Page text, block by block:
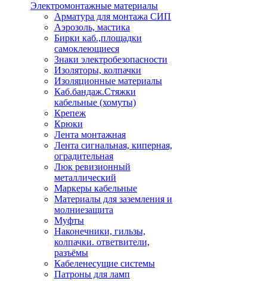
Электромонтажные материалы
Арматура для монтажа СИП
Аэрозоль, мастика
Бирки каб.,площадки
самоклеющиеся
Знаки электробезопасности
Изоляторы, колпачки
Изоляционные материалы
Каб.бандаж.Стяжки
кабельные (хомуты)
Крепеж
Крюки
Лента монтажная
Лента сигнальная, киперная,
оградительная
Люк ревизионный
металлический
Маркеры кабельные
Материалы для заземления и
молниезащита
Муфты
Наконечники, гильзы,
колпачки. ответвители,
разъёмы
Кабеленесущие системы
Патроны для ламп